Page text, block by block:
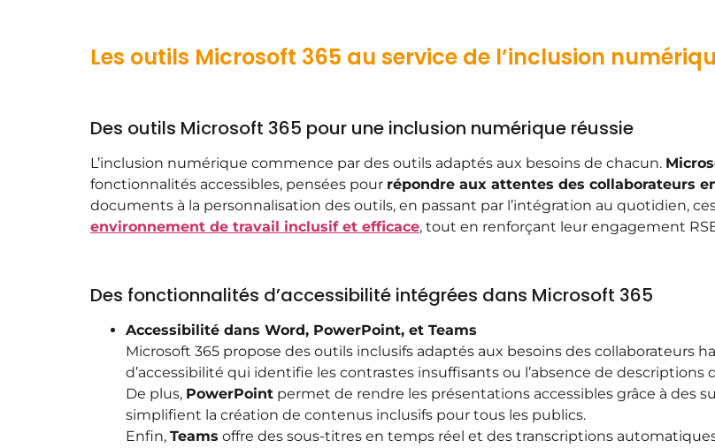
Les outils Microsoft 365 au service de l’inclusion
Des outils Microsoft 365 pour une inclusion numérique réussie
L’inclusion numérique commence par des outils adaptés aux besoins de chacun.
fonctionnalités accessibles, pensées pour répondre aux attentes des collaborateurs
documents à la personnalisation des outils, en passant par l’intégration au quotidien,
environnement de travail inclusif et efficace, tout en renforçant leur engagement
Des fonctionnalités d’accessibilité intégrées dans Microsoft 365
Accessibilité dans Word, PowerPoint, et Teams
Microsoft 365 propose des outils inclusifs adaptés aux besoins des collaborateurs
d’accessibilité qui identifie les contrastes insuffisants ou l’absence de descriptions
De plus, PowerPoint permet de rendre les présentations accessibles grâce à des
simplifient la création de contenus inclusifs pour tous les publics.
Enfin, Teams offre des sous-titres en temps réel et des transcriptions